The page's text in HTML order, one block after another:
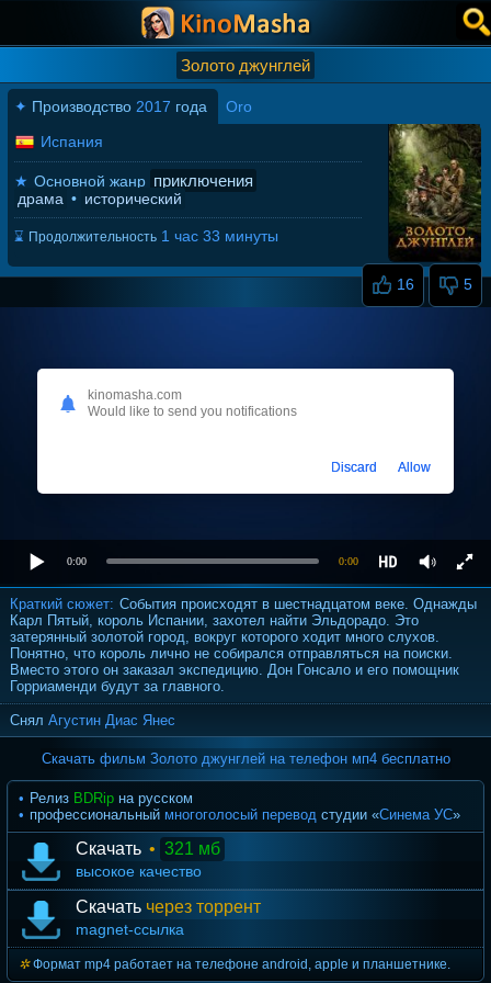
Золото джунглей
✦ Производство 2017 года Oro
16 5
Испания
★ Основной жанр приключения
драма • исторический
⌛ Продолжительность 1 час 33 минуты
0:00 0:00
Краткий сюжет: События происходят в шестнадцатом веке. Однажды
Карл Пятый, король Испании, захотел найти Эльдорадо. Это
затерянный золотой город, вокруг которого ходит много слухов.
Понятно, что король лично не собирался отправляться на поиски.
Вместо этого он заказал экспедицию. Дон Гонсало и его помощник
Горриаменди будут за главного.
Снял Агустин Диас Янес
Скачать фильм Золото джунглей на телефон мп4 бесплатно
Релиз BDRip на русском
профессиональный многоголосый перевод студии «Синема УС»
Скачать • 321 мб
высокое качество
Скачать через торрент
magnet-ссылка
Формат mp4 работает на телефоне android, apple и планшетнике.
kinomasha.com
Would like to send you notifications
Discard Allow